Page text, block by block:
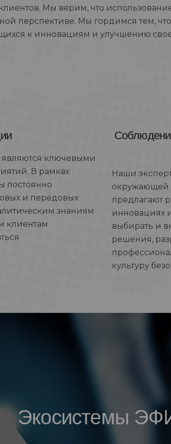
Мы верим, что
перспективе. Мы гордимся тем,
к инновациям и улучшению
являются ключевыми
В рамках
постоянно
и передовых
знаниям
клиентам
Наши
окружающей
предлагают
инновациях
выбирать и
решения,
культуру
Экосистемы